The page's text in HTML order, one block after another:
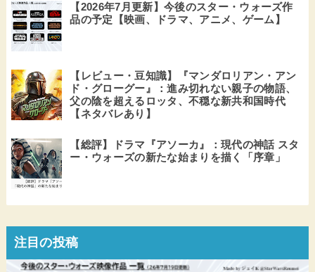
【2026年7月更新】今後のスター・ウォーズ作
品の予定【映画、ドラマ、アニメ、ゲーム】
【レビュー・豆知識】『マンダロリアン・アン
ド・グローグー』：進み切れない親子の物語、
父の陰を超えるロッタ、不穏な新共和国時代
【ネタバレあり】
【総評】ドラマ『アソーカ』：現代の神話 スタ
ー・ウォーズの新たな始まりを描く「序章」
注目の投稿